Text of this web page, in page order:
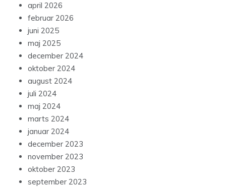
april 2026
februar 2026
juni 2025
maj 2025
december 2024
oktober 2024
august 2024
juli 2024
maj 2024
marts 2024
januar 2024
december 2023
november 2023
oktober 2023
september 2023